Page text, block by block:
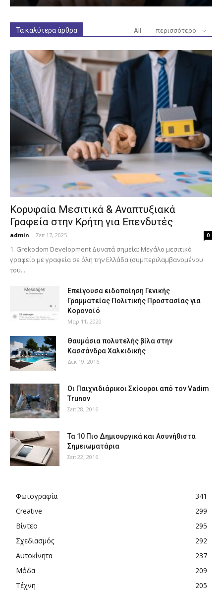
Τα καλύτερα άρθρα All περισσότερο
Κορυφαία Μεσιτικά & Αναπτυξιακά
Γραφεία στην Κρήτη για Επενδυτές
admin - Σεπ 17, 2025 0
1. Grekodom Development Δυνατά σημεία: Μεγάλο μεσιτικό
γραφείο με γραφεία σε όλη την Ελλάδα (συμπεριλαμβανομένου
του...
Επείγουσα ειδοποίηση Γενικής
Γραμματείας Πολιτικής Προστασίας για
Κορονοϊό
Μαρ 11, 2020
Θαυμάσια πολυτελής βίλα στην
Κασσάνδρα Χαλκιδικής
Δεκ 19, 2016
Οι Παιχνιδιάρικοι Σκίουροι από τον Vadim
Trunov
Σεπ 28, 2016
Τα 10 Πιο Δημιουργικά και Ασυνήθιστα
Σημειωματάρια
Σεπ 22, 2016
Φωτογραφία
341
Creative
299
Βίντεο
295
Σχεδιασμός
292
Αυτοκίνητα
237
Μόδα
209
Τέχνη
205